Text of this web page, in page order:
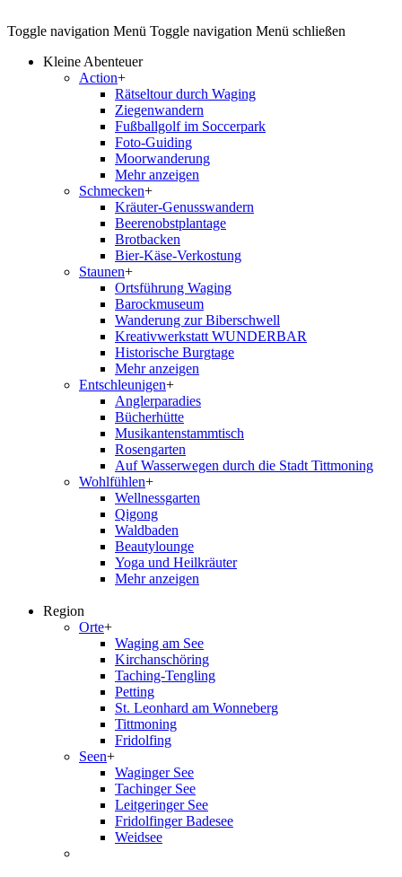
Toggle navigation Menü Toggle navigation Menü schließen
Kleine Abenteuer
Action+
Rätseltour durch Waging
Ziegenwandern
Fußballgolf im Soccerpark
Foto-Guiding
Moorwanderung
Mehr anzeigen
Schmecken+
Kräuter-Genusswandern
Beerenobstplantage
Brotbacken
Bier-Käse-Verkostung
Staunen+
Ortsführung Waging
Barockmuseum
Wanderung zur Biberschwell
Kreativwerkstatt WUNDERBAR
Historische Burgtage
Mehr anzeigen
Entschleunigen+
Anglerparadies
Bücherhütte
Musikantenstammtisch
Rosengarten
Auf Wasserwegen durch die Stadt Tittmoning
Wohlfühlen+
Wellnessgarten
Qigong
Waldbaden
Beautylounge
Yoga und Heilkräuter
Mehr anzeigen
Region
Orte+
Waging am See
Kirchanschöring
Taching-Tengling
Petting
St. Leonhard am Wonneberg
Tittmoning
Fridolfing
Seen+
Waginger See
Tachinger See
Leitgeringer See
Fridolfinger Badesee
Weidsee